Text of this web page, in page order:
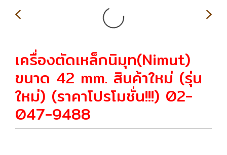
เครื่องตัดเหล็กนิมุท(Nimut)
ขนาด 42 mm. สินค้าใหม่ (รุ่น
ใหม่) (ราคาโปรโมชั่น!!!) 02-
047-9488